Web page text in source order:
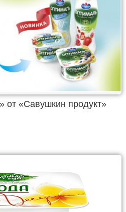
от «Савушкин продукт»